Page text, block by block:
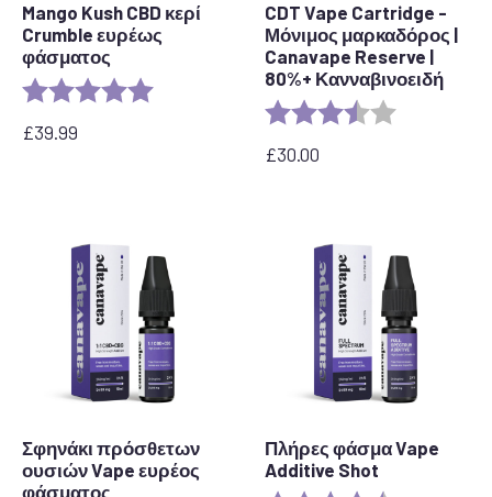
Mango Kush CBD κερί
Crumble ευρέως
φάσματος
Rating: 5.0 out of 5 stars
£39.99
CDT Vape Cartridge -
Μόνιμος μαρκαδόρος |
Canavape Reserve |
80%+ Κανναβινοειδή
Rating: 3.7 out of 5
£30.00
Σφηνάκι πρόσθετων
ουσιών Vape ευρέος
φάσματος
Πλήρες φάσμα Vape
Additive Shot